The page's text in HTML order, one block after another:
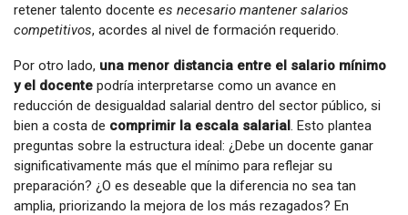
retener talento docente es necesario mantener salarios
competitivos, acordes al nivel de formación requerido.
Por otro lado, una menor distancia entre el salario mínimo
y el docente podría interpretarse como un avance en
reducción de desigualdad salarial dentro del sector público, si
bien a costa de comprimir la escala salarial. Esto plantea
preguntas sobre la estructura ideal: ¿Debe un docente ganar
significativamente más que el mínimo para reflejar su
preparación? ¿O es deseable que la diferencia no sea tan
amplia, priorizando la mejora de los más rezagados? En